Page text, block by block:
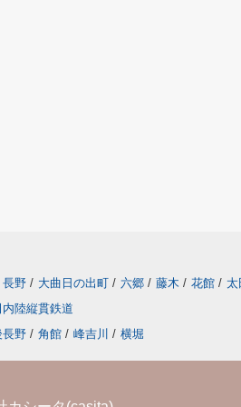
長野 / 大曲日の出町 / 六郷 / 藤木 / 花館 / 太
内陸縦貫鉄道
長野 / 角館 / 峰吉川 / 横堀